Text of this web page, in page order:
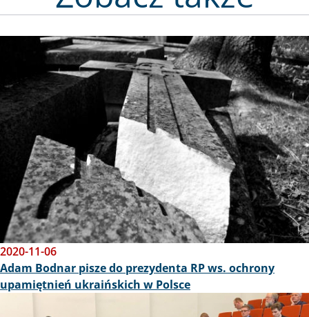
2020-11-06
Adam Bodnar pisze do prezydenta RP ws. ochrony
upamiętnień ukraińskich w Polsce